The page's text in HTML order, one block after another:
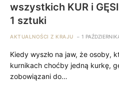
wszystkich KUR i
1 sztuki
AKTUALNOŚCI Z KRAJU 1
Kiedy wyszło na jaw, że osoby,
kurnikach choćby jedną kurkę,
zobowiązani do…